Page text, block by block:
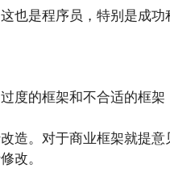
也是程序员，特别是成功
度的框架和不合适的框架
造。对于商业框架就提
改。